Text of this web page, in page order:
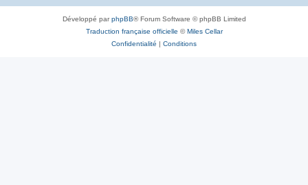
Développé parphpBB® Forum Software © phpBB Limited
Traduction française officielle ©Miles Cellar
Confidentialité | Conditions